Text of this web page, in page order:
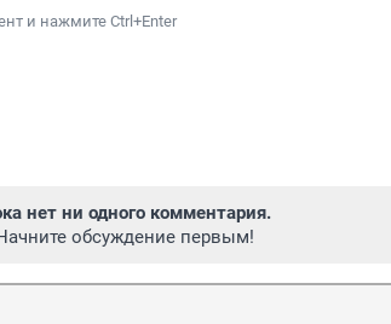
и нажмите Ctrl+Enter
нет ни одного комментария.
обсуждение первым!